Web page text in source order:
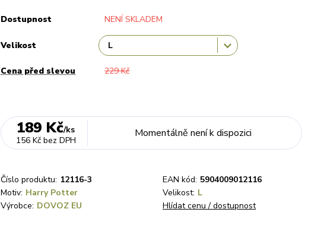
Dostupnost NENÍ SKLADEM
Velikost
Cena před slevou 229 Kč
189 Kč/ks
156 Kč bez DPH
Momentálně není k dispozici
Číslo produktu: 12116-3 EAN kód: 5904009012116
Motiv: Harry Potter Velikost: L
Výrobce: DOVOZ EU Hlídat cenu / dostupnost